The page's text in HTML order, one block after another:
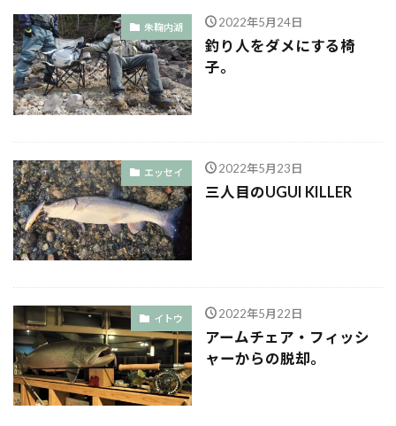
朱鞠内湖 2022年5月24日
釣り人をダメにする椅
子。
エッセイ 2022年5月23日
三人目のUGUI KILLER
イトウ 2022年5月22日
アームチェア・フィッシ
ャーからの脱却。